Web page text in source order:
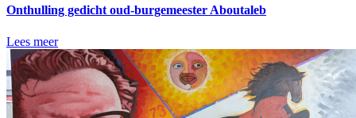
Onthulling gedicht oud-burgemeester Aboutaleb
Lees meer